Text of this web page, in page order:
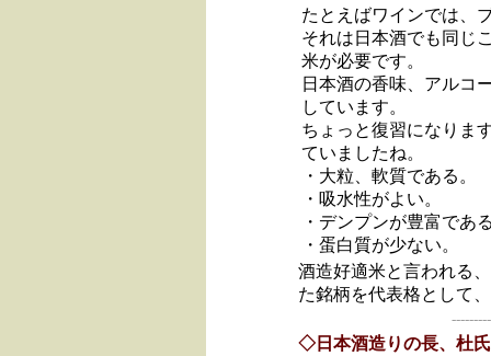
たとえばワインでは、
それは日本酒でも同じ
米が必要です。
日本酒の香味、アルコ
しています。
ちょっと復習になりま
ていましたね。
・大粒、軟質である。
・吸水性がよい。
・デンプンが豊富であ
・蛋白質が少ない。
酒造好適米と言われる
た銘柄を代表格として
◇日本酒造りの長、杜